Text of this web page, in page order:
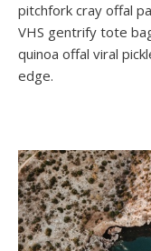
pitchfork cray offal
VHS gentrify tote
quinoa offal viral
edge.